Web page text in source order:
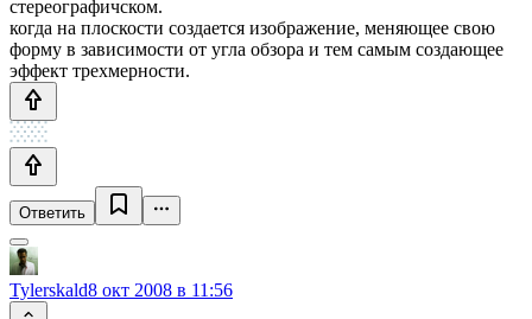
стереографичском.
когда на плоскости создается изображение, меняющее свою
форму в зависимости от угла обзора и тем самым создающее
эффект трехмерности.
Ответить
Tylerskald8 окт 2008 в 11:56